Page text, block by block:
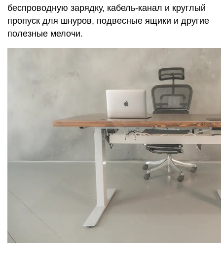
беспроводную зарядку, кабель-канал и круглый
пропуск для шнуров, подвесные ящики и другие
полезные мелочи.